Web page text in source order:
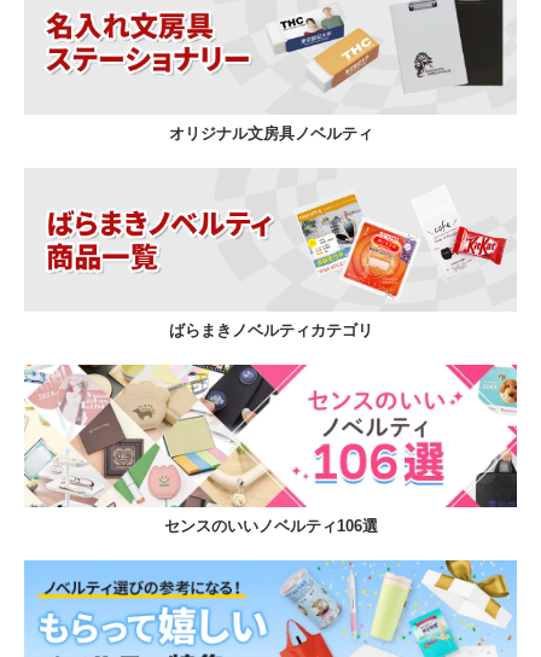
オリジナル文房具ノベルティ
ばらまきノベルティカテゴリ
センスのいいノベルティ106選